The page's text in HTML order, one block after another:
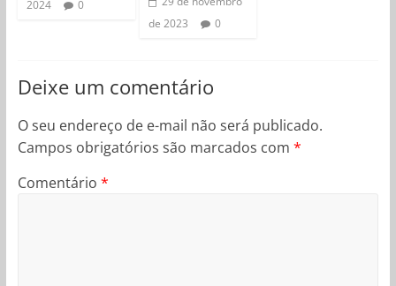
2024
0
de 2023
0
Deixe um comentário
O seu endereço de e-mail não será publicado.
Campos obrigatórios são marcados com *
Comentário *